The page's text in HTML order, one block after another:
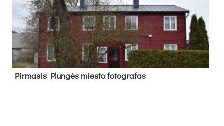
Pir­ma­sis Plun­gės mies­to fo­tog­ra­fas